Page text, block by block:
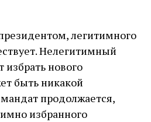
легитимного
Нелегитимный
нового
быть никакой
продолжается,
избранного